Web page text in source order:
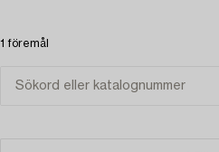
1 föremål